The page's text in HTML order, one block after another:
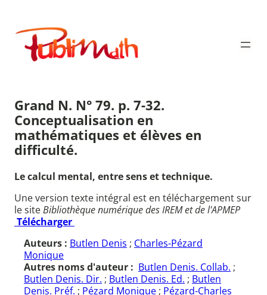
contenu
Publimath
Grand N. N° 79. p. 7-32.
Conceptualisation en
mathématiques et élèves en
difficulté.
Le calcul mental, entre sens et technique.
Une version texte intégral est en téléchargement sur
le siteBibliothèque numérique des IREM et de l'APMEP
Télécharger
Auteurs : Butlen Denis ; Charles-Pézard
Monique
Autres noms d'auteur : Butlen Denis. Collab. ;
Butlen Denis. Dir. ; Butlen Denis. Ed. ; Butlen
Denis. Préf. ; Pézard Monique ; Pézard-Charles